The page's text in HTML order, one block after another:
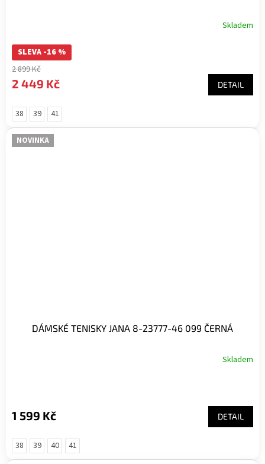
Skladem
SLEVA -16 %
2 899 Kč
2 449 Kč DETAIL
38 39 41
NOVINKA
DÁMSKÉ TENISKY JANA 8-23777-46 099 ČERNÁ
Skladem
1 599 Kč DETAIL
38 39 40 41